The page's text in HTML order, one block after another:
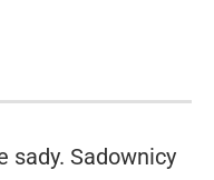
sady. Sadownicy